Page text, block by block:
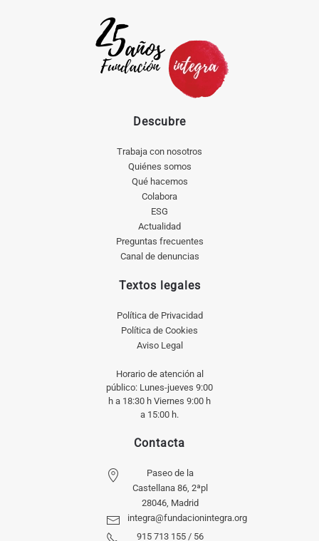
Descubre
Trabaja con nosotros
Quiénes somos
Qué hacemos
Colabora
ESG
Actualidad
Preguntas frecuentes
Canal de denuncias
Textos legales
Política de Privacidad
Política de Cookies
Aviso Legal
Horario de atención al
público: Lunes-jueves 9:00
h a 18:30 h Viernes 9:00 h
a 15:00 h.
Contacta
Paseo de la
Castellana 86, 2ªpl
28046, Madrid
integra@fundacionintegra.org
915 713 155 / 56